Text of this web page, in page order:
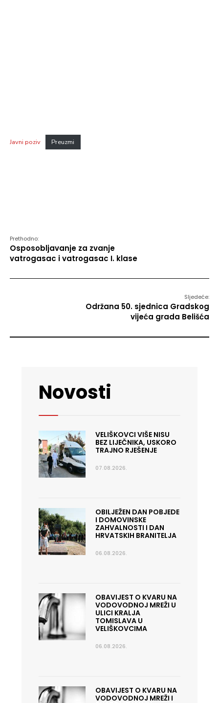
Javni poziv Preuzmi
Prethodno:
Osposobljavanje za zvanje
vatrogasac i vatrogasac I. klase
Sljedeće:
Održana 50. sjednica Gradskog
vijeća grada Belišća
Novosti
VELIŠKOVCI VIŠE NISU
BEZ LIJEČNIKA, USKORO
TRAJNO RJEŠENJE
07.08.2026.
OBILJEŽEN DAN POBJEDE
I DOMOVINSKE
ZAHVALNOSTI I DAN
HRVATSKIH BRANITELJA
06.08.2026.
OBAVIJEST O KVARU NA
VODOVODNOJ MREŽI U
ULICI KRALJA
TOMISLAVA U
VELIŠKOVCIMA
06.08.2026.
OBAVIJEST O KVARU NA
VODOVODNOJ MREŽI I